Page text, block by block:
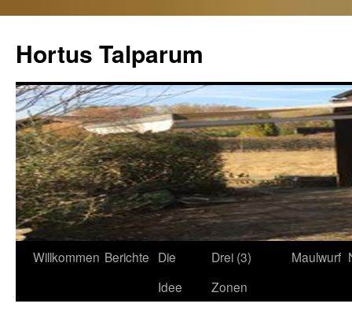
Hortus Talparum
Zum
Willkommen Berichte Die
Idee
Drei (3)
Zonen
Maulwurf